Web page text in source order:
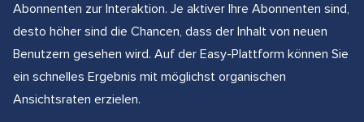
Abonnenten zur Interaktion. Je aktiver Ihre Abonnenten sind,
desto höher sind die Chancen, dass der Inhalt von neuen
Benutzern gesehen wird. Auf der Easy-Plattform können Sie
ein schnelles Ergebnis mit möglichst organischen
Ansichtsraten erzielen.